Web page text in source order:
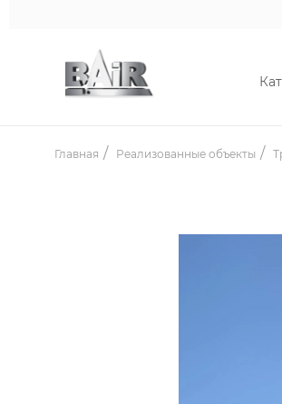
Главная Реализованные объекты